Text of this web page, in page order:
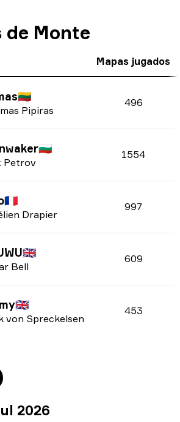
de Monte
Mapas jugados
🇱🇹
Pipiras
496
🇧🇬
Petrov
1554
🇫🇷
Drapier
997
🇬🇧
Bell
609
🇬🇧
von Spreckelsen
453
2026